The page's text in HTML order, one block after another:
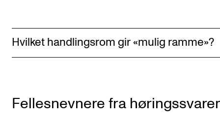
Hvilket handlingsrom gir «mulig ramme»?
Fellesnevnere fra